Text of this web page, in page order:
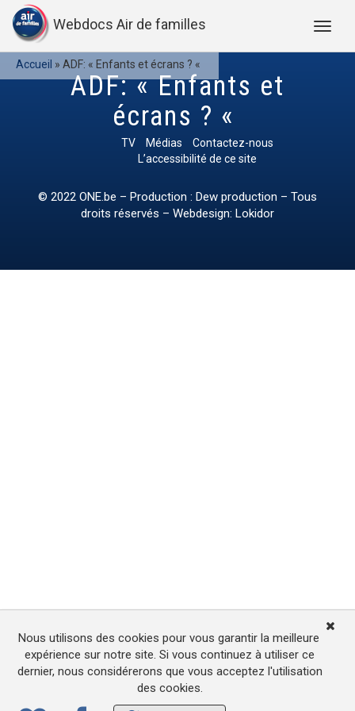
Webdocs Air de familles
Accueil » ADF: « Enfants et écrans ? «
ADF: « Enfants et
écrans ? «
TV Médias
Contactez-nous
L’accessibilité de ce site
© 2022 ONE.be – Production : Dew production – Tous
droits réservés – Webdesign: Lokidor
Nous utilisons des cookies pour vous garantir la meilleure
expérience sur notre site. Si vous continuez à utiliser ce
dernier, nous considérerons que vous acceptez l'utilisation
des cookies.